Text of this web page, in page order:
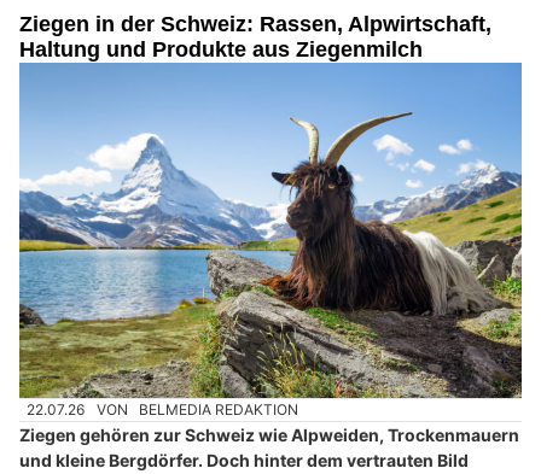
Ziegen in der Schweiz: Rassen, Alpwirtschaft,
Haltung und Produkte aus Ziegenmilch
22.07.26 VON BELMEDIA REDAKTION
Ziegen gehören zur Schweiz wie Alpweiden, Trockenmauern
und kleine Bergdörfer. Doch hinter dem vertrauten Bild